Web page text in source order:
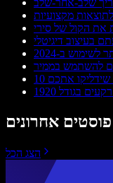
מקצועיות
את הקול של סירי
בעיצוב דיגיטלי
ב-2024
להשתמש בממיר
שידליקו אתכם
פוסטים אחרונים
הצג הכל